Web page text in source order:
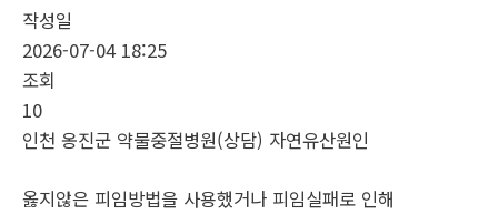
작성일
2026-07-04 18:25
조회
10
인천 옹진군 약물중절병원(상담) 자연유산원인
옳지않은 피임방법을 사용했거나 피임실패로 인해